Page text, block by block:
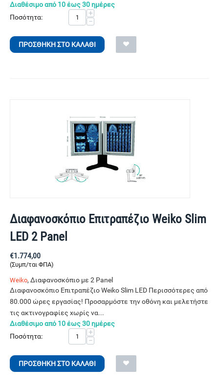
Διαθέσιμο από 10 έως 30 ημέρες
Ποσότητα:
+
−
ΠΡΟΣΘΉΚΗ ΣΤΟ ΚΑΛΆΘΙ
Διαφανοσκόπιο Επιτραπέζιο Weiko Slim
LED 2 Panel
€1.774,00
(Συμπ/ται ΦΠΑ)
Weiko, Διαφανοσκόπιο με 2 Panel
Διαφανοσκόπιο Επιτραπέζιο Weiko Slim LED Περισσότερες από
80.000 ώρες εργασίας! Προσαρμόστε την οθόνη και μελετήστε
τις ακτινογραφίες χωρίς να...
Διαθέσιμο από 10 έως 30 ημέρες
Ποσότητα:
+
−
ΠΡΟΣΘΉΚΗ ΣΤΟ ΚΑΛΆΘΙ